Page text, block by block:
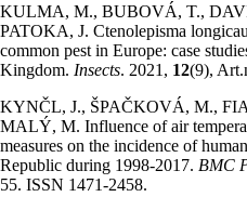
KULMA, M., BUBOVÁ, T.,
PATOKA, J. Ctenolepisma
common pest in Europe: case
Kingdom. Insects. 2021, 12(9),
KYNČL, J., ŠPAČKOVÁ, M.,
MALÝ, M. Influence of air
measures on the incidence of
Republic during 1998-2017. BMC
55. ISSN 1471-2458.